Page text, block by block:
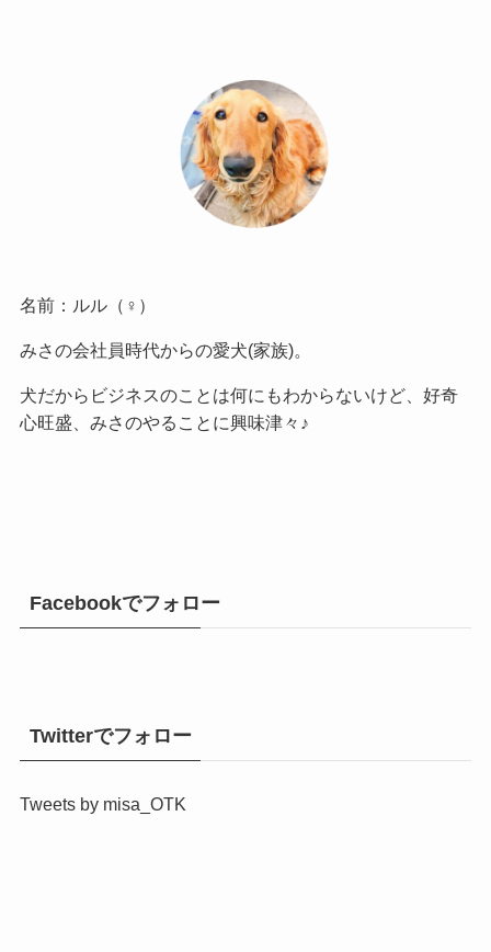
名前：ルル（♀）
みさの会社員時代からの愛犬(家族)。
犬だからビジネスのことは何にもわからないけど、好奇
心旺盛、みさのやることに興味津々♪
Facebookでフォロー
Twitterでフォロー
Tweets by misa_OTK